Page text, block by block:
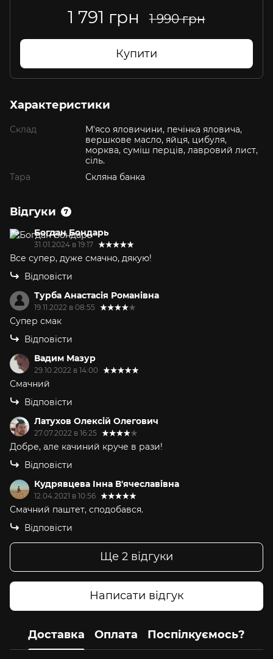
1 791 грн 1 990 грн
Купити
Характеристики
Склад
М'ясо яловичини, печінка яловича,
вершкове масло, яйця, цибуля,
морква, суміш перців, лавровий лист,
сіль.
Тара
Скляна банка
Відгуки 7
Богдан Бондарь
31.01.2024 в 19:17
Все супер, дуже смачно, дякую!
Відповісти
Турба Анастасія Романівна
19.11.2022 в 08:55
Супер смак
Відповісти
Вадим Мазур
29.10.2022 в 14:00
Смачний
Відповісти
Латухов Олексiй Олегович
27.07.2022 в 16:25
Добре, але качиний круче в рази!
Відповісти
Кудрявцева Iнна В'ячеславiвна
12.04.2021 в 10:56
Смачний паштет, сподобався.
Відповісти
Ще 2 відгуки
Написати відгук
Доставка Оплата Поспілкуємось?